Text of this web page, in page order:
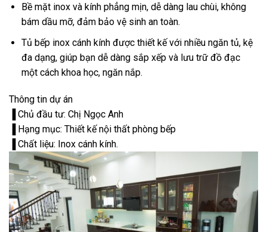
Bề mặt inox và kính phẳng mịn, dễ dàng lau chùi, không
bám dầu mỡ, đảm bảo vệ sinh an toàn.
Tủ bếp inox cánh kính được thiết kế với nhiều ngăn tủ, kệ
đa dạng, giúp bạn dễ dàng sắp xếp và lưu trữ đồ đạc
một cách khoa học, ngăn nắp.
Thông tin dự án
▐ Chủ đầu tư: Chị Ngọc Anh
▐ Hạng mục: Thiết kế nội thất phòng bếp
▐ Chất liệu: Inox cánh kính.